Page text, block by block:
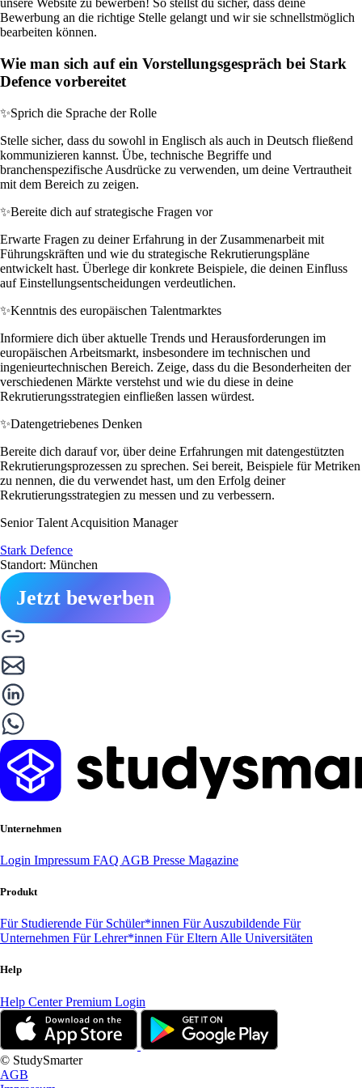
unsere Website zu bewerben! So stellst du sicher, dass deine
Bewerbung an die richtige Stelle gelangt und wir sie schnellstmöglich
bearbeiten können.
Wie man sich auf ein Vorstellungsgespräch bei Stark
Defence vorbereitet
✨Sprich die Sprache der Rolle
Stelle sicher, dass du sowohl in Englisch als auch in Deutsch fließend
kommunizieren kannst. Übe, technische Begriffe und
branchenspezifische Ausdrücke zu verwenden, um deine Vertrautheit
mit dem Bereich zu zeigen.
✨Bereite dich auf strategische Fragen vor
Erwarte Fragen zu deiner Erfahrung in der Zusammenarbeit mit
Führungskräften und wie du strategische Rekrutierungspläne
entwickelt hast. Überlege dir konkrete Beispiele, die deinen Einfluss
auf Einstellungsentscheidungen verdeutlichen.
✨Kenntnis des europäischen Talentmarktes
Informiere dich über aktuelle Trends und Herausforderungen im
europäischen Arbeitsmarkt, insbesondere im technischen und
ingenieurtechnischen Bereich. Zeige, dass du die Besonderheiten der
verschiedenen Märkte verstehst und wie du diese in deine
Rekrutierungsstrategien einfließen lassen würdest.
✨Datengetriebenes Denken
Bereite dich darauf vor, über deine Erfahrungen mit datengestützten
Rekrutierungsprozessen zu sprechen. Sei bereit, Beispiele für Metriken
zu nennen, die du verwendet hast, um den Erfolg deiner
Rekrutierungsstrategien zu messen und zu verbessern.
Senior Talent Acquisition Manager
Stark Defence
Standort: München
Jetzt bewerben
Unternehmen
Login Impressum FAQ AGB Presse Magazine
Produkt
Für Studierende Für Schüler*innen Für Auszubildende Für
Unternehmen Für Lehrer*innen Für Eltern Alle Universitäten
Help
Help CenterPremium Login
© StudySmarter
AGB